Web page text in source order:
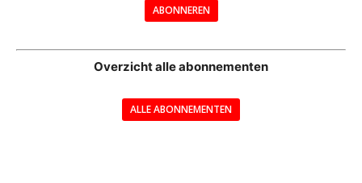
ABONNEREN
Overzicht alle abonnementen
ALLE ABONNEMENTEN